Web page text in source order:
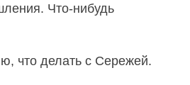
Что-нибудь
что делать с Сережей.